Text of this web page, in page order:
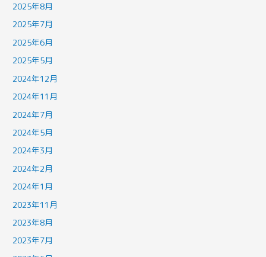
2025年8月
2025年7月
2025年6月
2025年5月
2024年12月
2024年11月
2024年7月
2024年5月
2024年3月
2024年2月
2024年1月
2023年11月
2023年8月
2023年7月